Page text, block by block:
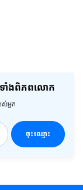
ទាំងពិភពលោក
ស់អ្នក
ចុះឈ្មោះ